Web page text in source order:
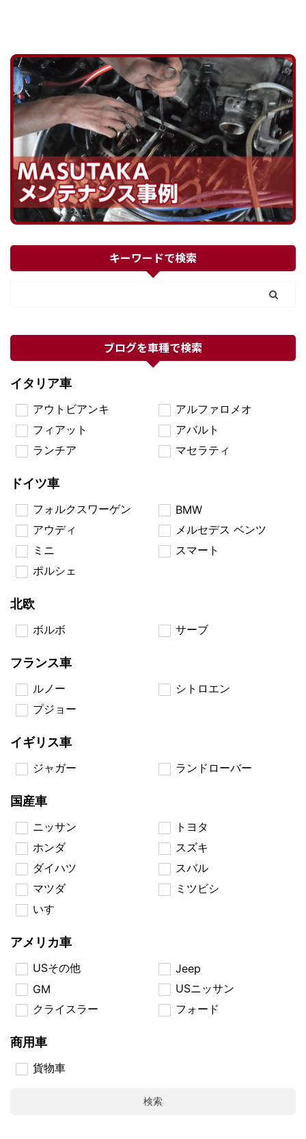
キーワードで検索
ブログを車種で検索
イタリア車
アウトビアンキ
アルファロメオ
フィアット
アバルト
ランチア
マセラティ
ドイツ車
フォルクスワーゲン
BMW
アウディ
メルセデス ベンツ
ミニ
スマート
ポルシェ
北欧
ボルボ サーブ
フランス車
ルノー
シトロエン
プジョー
イギリス車
ジャガー ランドローバー
国産車
ニッサン
トヨタ
ホンダ
スズキ
ダイハツ
スバル
マツダ
ミツビシ
いすゞ
アメリカ車
USその他
Jeep
GM
USニッサン
クライスラー
フォード
商用車
貨物車
検索